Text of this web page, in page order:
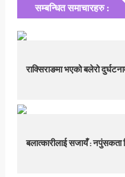
सम्बन्धित समाचारहरु :
राक्सिराङमा भएको बलेरो
बलात्कारीलाई सजायँ : नपुंसकता